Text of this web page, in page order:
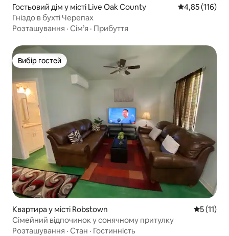
Гостьовий дім у місті Live Oak County Середня
4,85 (116)
Гніздо в бухті Черепах
Розташування · Сім’я · Прибуття
Вибір гостей
Вибір гостей
Квартира у місті Robstown Середня
5 (11)
Сімейний відпочинок у сонячному притулку
Розташування · Стан · Гостинність